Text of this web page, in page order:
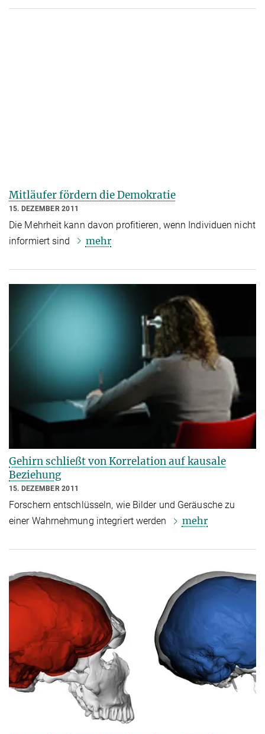
Mitläufer fördern die Demokratie
15. DEZEMBER 2011
Die Mehrheit kann davon profitieren, wenn Individuen nicht
informiert sind
mehr
Gehirn schließt von Korrelation auf kausale
Beziehung
15. DEZEMBER 2011
Forschern entschlüsseln, wie Bilder und Geräusche zu
einer Wahrnehmung integriert werden
mehr